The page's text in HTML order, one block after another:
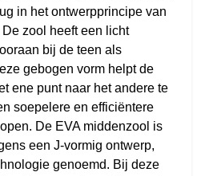
in het ontwerpprincipe van
zool heeft een licht
bij de teen als
gebogen vorm helpt de
ene punt naar het andere te
soepelere en efficiëntere
De EVA middenzool is
een J-vormig ontwerp,
genoemd. Bij deze